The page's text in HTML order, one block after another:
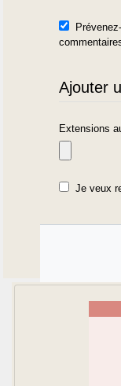
Ajouter
Extensions
Je veux